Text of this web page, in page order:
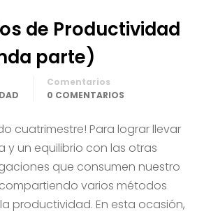
de Productividad
parte)
Comentarios
0 COMENTARIOS
cuatrimestre! Para lograr llevar
y un equilibrio con las otras
que consumen nuestro
varios métodos
productividad. En esta ocasión,